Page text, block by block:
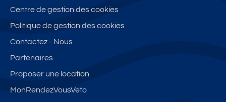
Centre de gestion des cookies
Politique de gestion des cookies
Contactez - Nous
Partenaires
Proposer une location
MonRendezVousVeto